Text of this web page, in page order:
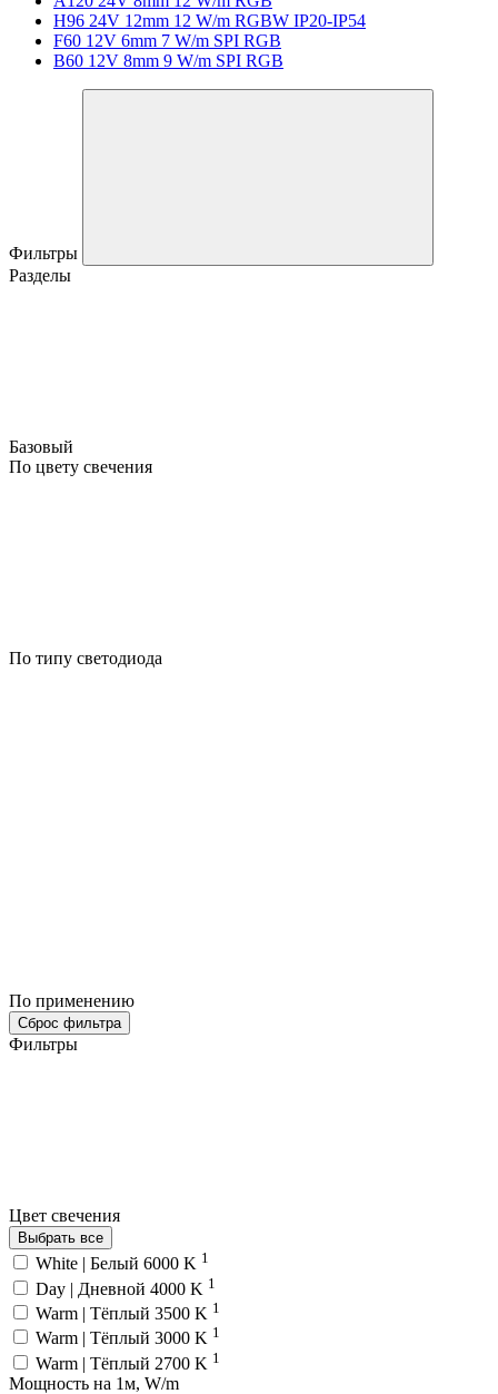
H96 24V 12mm 12 W/m RGBW IP20-IP54
F60 12V 6mm 7 W/m SPI RGB
B60 12V 8mm 9 W/m SPI RGB
Фильтры
Разделы
Базовый
По цвету свечения
По типу светодиода
По применению
Сброс фильтра
Фильтры
Цвет свечения
Выбрать все
White | Белый 6000 K 1
Day | Дневной 4000 K 1
Warm | Тёплый 3500 K 1
Warm | Тёплый 3000 K 1
Warm | Тёплый 2700 K 1
Мощность на 1м, W/m